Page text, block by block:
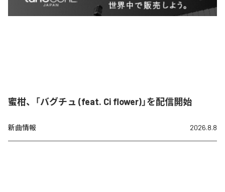
蜜柑、「バグチュ (feat. Ci flower)」を配信開始
新曲情報 2026.8.8